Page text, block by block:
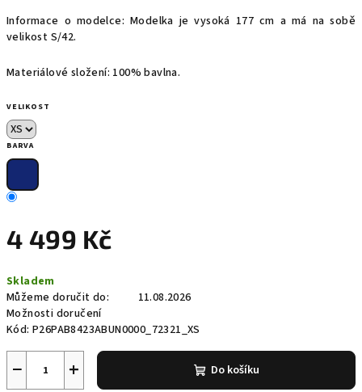
Informace o modelce: Modelka je vysoká 177 cm a má na sobě
velikost S/42.
Materiálové složení: 100% bavlna.
VELIKOST
BARVA
4 499 Kč
cena:
Skladem
Můžeme doručit do:
11.08.2026
Možnosti doručení
Kód: P26PAB8423ABUN0000_72321_XS
+
− Do košíku